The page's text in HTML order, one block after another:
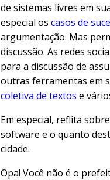
de sistemas livres em
especial os casos de
argumentação. Mas
discussão. As redes
para a discussão de
outras ferramentas em
coletiva de textos e
Em especial, reflita
software e o quanto
cidade.
Opa! Você não é o